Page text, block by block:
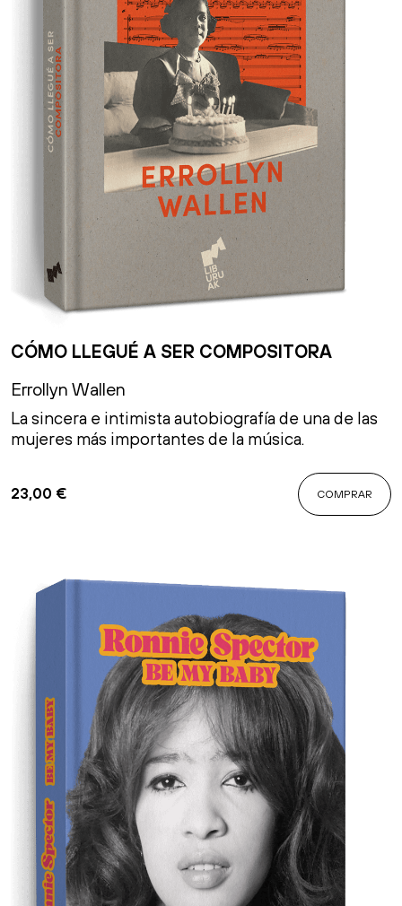
CÓMO LLEGUÉ A SER COMPOSITORA
Errollyn Wallen
La sincera e intimista autobiografía de una de las
mujeres más importantes de la música.
23,00 € COMPRAR